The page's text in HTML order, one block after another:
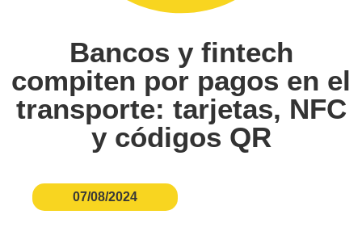
Bancos y fintech
compiten por pagos en el
transporte: tarjetas, NFC
y códigos QR
07/08/2024